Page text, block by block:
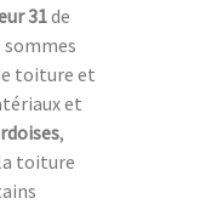
31de
sommes
toiture et
et
,
toiture